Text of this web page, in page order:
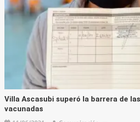
Villa Ascasubi superó la barrera de
vacunadas